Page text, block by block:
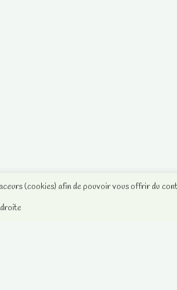
(cookies) afin de pouvoir vous offrir du